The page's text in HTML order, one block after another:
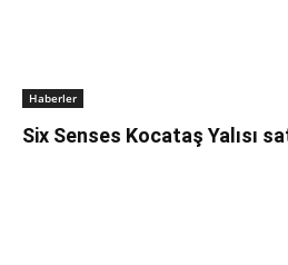
Haberler
Six Senses Kocataş Yalısı